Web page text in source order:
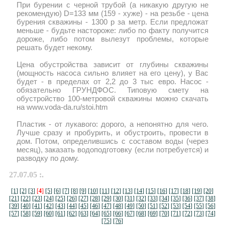
При бурении с черной трубой (а никакую другую не
рекомендую) D=133 мм (159 - хуже) - на резьбе - цена
бурения скважины - 1300 р за метр. Если предложат
меньше - будьте настороже: либо по факту получится
дороже, либо потом вылезут проблемы, которые
решать будет некому.
Цена обустройства зависит от глубины скважины
(мощность насоса сильно влияет на его цену), у Вас
будет - в пределах от 2,2 до 3 тыс евро. Насос -
обязательно ГРУНДФОС. Типовую смету на
обустройство 100-метровой скважины можно скачать
на www.voda-da.ru/stoi.htm
Пластик - от лукавого: дорого, а непонятно для чего.
Лучше сразу и пробурить, и обустроить, провести в
дом. Потом, определившись с составом воды (через
месяц), заказать водоподготовку (если потребуется) и
разводку по дому.
27.07.05 :.
[1] [2] [3] [4] [5] [6] [7] [8] [9] [10] [11] [12] [13] [14] [15] [16] [17] [18] [19] [20]
[21] [22] [23] [24] [25] [26] [27] [28] [29] [30] [31] [32] [33] [34] [35] [36] [37] [38]
[39] [40] [41] [42] [43] [44] [45] [46] [47] [48] [49] [50] [51] [52] [53] [54] [55] [56]
[57] [58] [59] [60] [61] [62] [63] [64] [65] [66] [67] [68] [69] [70] [71] [72] [73] [74]
[75] [76]